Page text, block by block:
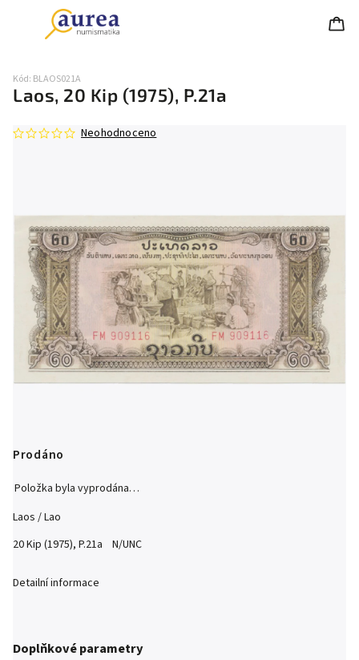
Laos, 20 Kip (1975), P.21a
Kód: BLAOS021A
Neohodnoceno
Prodáno
Položka byla vyprodána…
Laos / Lao
20 Kip (1975), P.21a N/UNC
Detailní informace
Doplňkové parametry